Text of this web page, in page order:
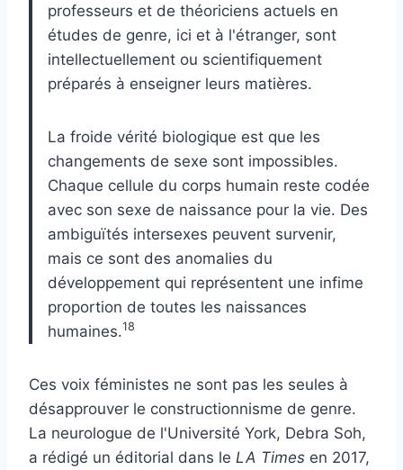
professeurs et de théoriciens actuels en
études de genre, ici et à l'étranger, sont
intellectuellement ou scientifiquement
préparés à enseigner leurs matières.
La froide vérité biologique est que les
changements de sexe sont impossibles.
Chaque cellule du corps humain reste codée
avec son sexe de naissance pour la vie. Des
ambiguïtés intersexes peuvent survenir,
mais ce sont des anomalies du
développement qui représentent une infime
proportion de toutes les naissances
humaines.18
Ces voix féministes ne sont pas les seules à
désapprouver le constructionnisme de genre.
La neurologue de l'Université York, Debra Soh,
a rédigé un éditorial dans le LA Times en 2017,